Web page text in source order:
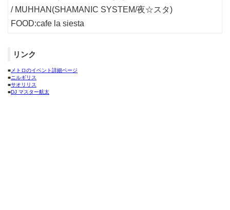
/ MUHHAN(SHAMANIC SYSTEM/夜☆スタ)
FOOD:cafe la siesta
リンク
■ メトロのイベント詳細ページ
■ニルギリス
■サオリリス
■DJ マスター航太